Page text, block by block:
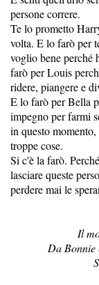
persone correre.
Te lo prometto
volta. E lo farò per
voglio bene perché
farò per Louis
ridere, piangere e
E lo farò per Bella
impegno per farmi
in questo
troppe cose.
Si c'è la farò.
lasciare queste
perdere mai le
Il
Da Bonnie